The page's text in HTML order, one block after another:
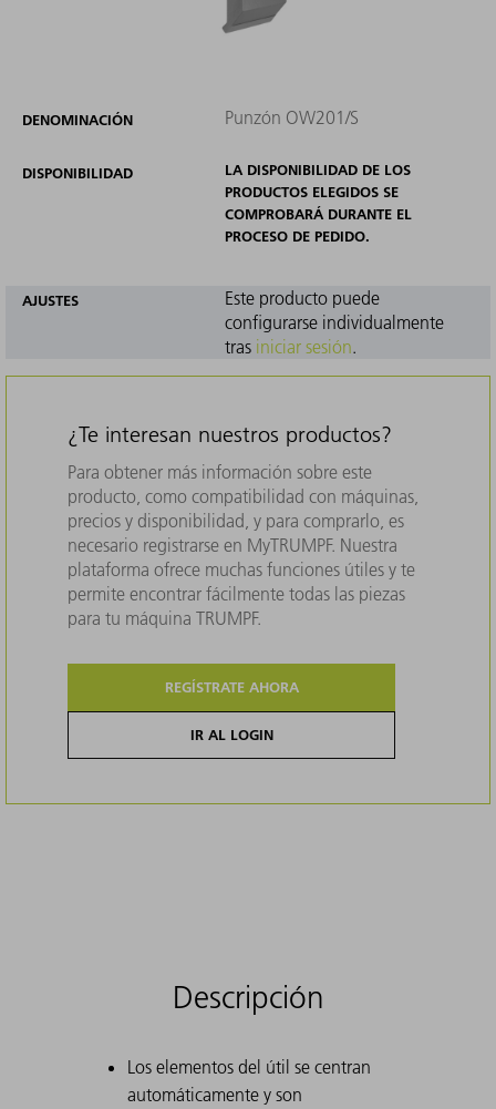
DENOMINACIÓN Punzón OW201/S
DISPONIBILIDAD
LA DISPONIBILIDAD DE LOS
PRODUCTOS ELEGIDOS SE
COMPROBARÁ DURANTE EL
PROCESO DE PEDIDO.
AJUSTES
Este producto puede
configurarse individualmente
tras iniciar sesión.
¿Te interesan nuestros productos?
Para obtener más información sobre este
producto, como compatibilidad con máquinas,
precios y disponibilidad, y para comprarlo, es
necesario registrarse en MyTRUMPF. Nuestra
plataforma ofrece muchas funciones útiles y te
permite encontrar fácilmente todas las piezas
para tu máquina TRUMPF.
REGÍSTRATE AHORA
IR AL LOGIN
Descripción
Los elementos del útil se centran
automáticamente y son